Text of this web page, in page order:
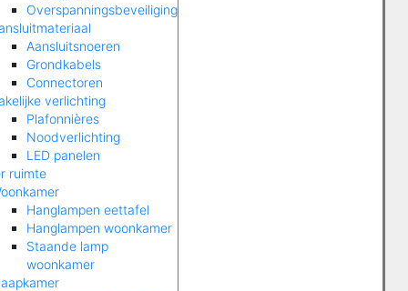
Overspanningsbeveiliging
Aansluitsnoeren
Grondkabels
Connectoren
verlichting
Plafonnières
Noodverlichting
LED panelen
ruimte
Hanglampen eettafel
Hanglampen woonkamer
Staande lamp
woonkamer